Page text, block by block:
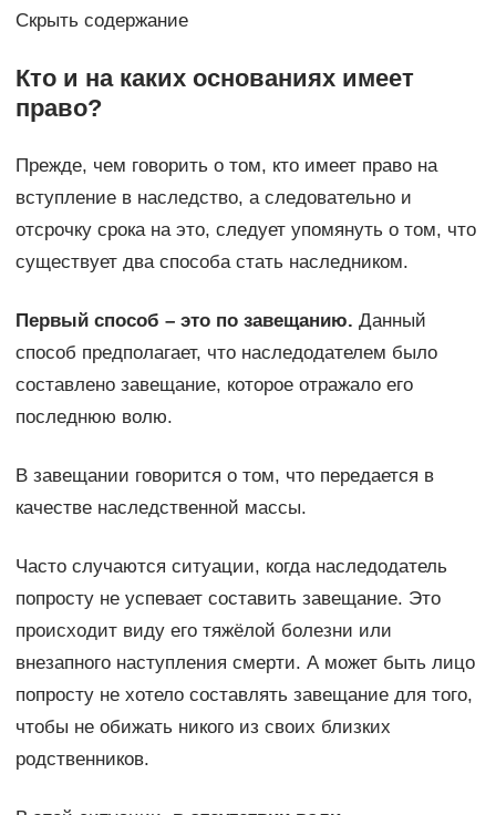
Скрыть содержание
Кто и на каких основаниях имеет
право?
Прежде, чем говорить о том, кто имеет право на
вступление в наследство, а следовательно и
отсрочку срока на это, следует упомянуть о том, что
существует два способа стать наследником.
Первый способ – это по завещанию. Данный
способ предполагает, что наследодателем было
составлено завещание, которое отражало его
последнюю волю.
В завещании говорится о том, что передается в
качестве наследственной массы.
Часто случаются ситуации, когда наследодатель
попросту не успевает составить завещание. Это
происходит виду его тяжёлой болезни или
внезапного наступления смерти. А может быть лицо
попросту не хотело составлять завещание для того,
чтобы не обижать никого из своих близких
родственников.